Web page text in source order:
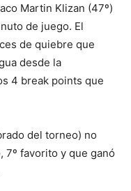
Martin Klizan (47º)
de juego. El
de quiebre que
desde la
4 break points que
del torneo) no
7º favorito y que ganó